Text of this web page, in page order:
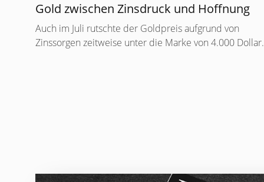
Gold zwischen Zinsdruck und Hoffnung
Auch im Juli rutschte der Goldpreis aufgrund von
Zinssorgen zeitweise unter die Marke von 4.000 Dollar.